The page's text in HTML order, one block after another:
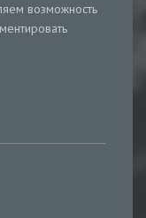
возможность